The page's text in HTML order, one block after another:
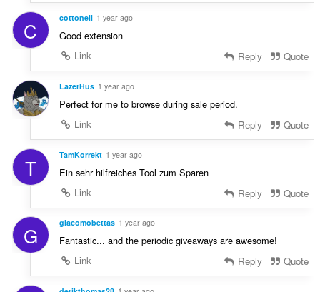
C cottonell 1 year ago
Good extension
Link
Reply Quote
LazerHus 1 year ago
Perfect for me to browse during sale period.
Link
Reply Quote
T TamKorrekt 1 year ago
Ein sehr hilfreiches Tool zum Sparen
Link
Reply Quote
G giacomobettas 1 year ago
Fantastic... and the periodic giveaways are awesome!
Link
Reply Quote